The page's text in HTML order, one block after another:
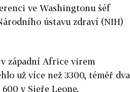
ve Washingtonu šéf
ústavu zdraví (NIH)
západní Africe virem
už více než 3300, téměř dva
v Sieře Leone.